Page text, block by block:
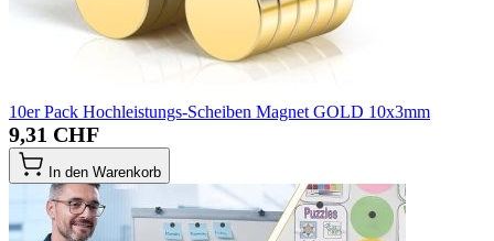
10er Pack Hochleistungs-Scheiben Magnet GOLD 10x3mm
9,31 CHF
In den Warenkorb